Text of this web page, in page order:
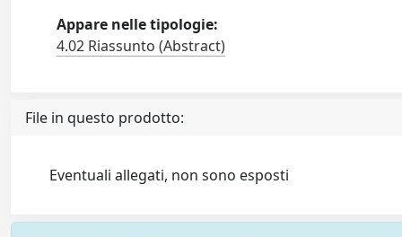
Appare nelle tipologie:
4.02 Riassunto (Abstract)
File in questo prodotto:
Eventuali allegati, non sono esposti